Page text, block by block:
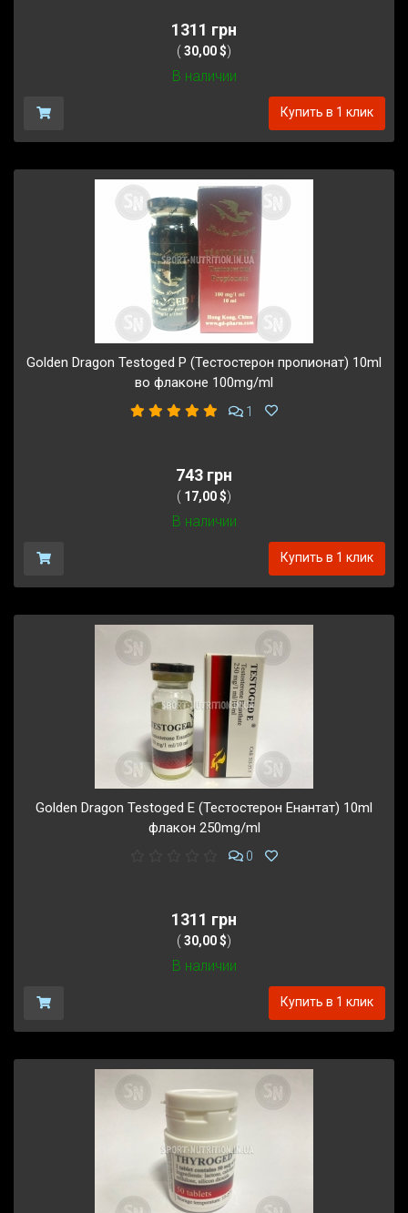
1311 грн
( 30,00 $)
В наличии
Купить в 1 клик
Golden Dragon Testoged P (Тестостерон пропионат) 10ml
во флаконе 100mg/ml
1
743 грн
( 17,00 $)
В наличии
Купить в 1 клик
Golden Dragon Testoged E (Тестостерон Енантат) 10ml
флакон 250mg/ml
0
1311 грн
( 30,00 $)
В наличии
Купить в 1 клик